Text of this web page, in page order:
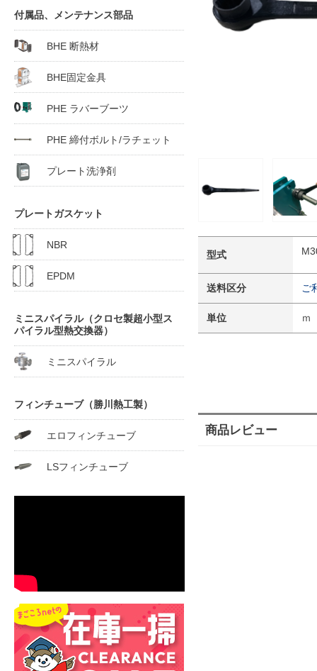
型式
送料区分 ご
単位 ｍ
商品レビュー
付属品、メンテナンス部品
BHE 断熱材
BHE固定金具
PHE ラバーブーツ
PHE 締付ボルト/ラチェット
プレート洗浄剤
プレートガスケット
NBR
EPDM
ミニスパイラル（クロセ製超小型ス
パイラル型熱交換器）
ミニスパイラル
フィンチューブ（勝川熱工製）
エロフィンチューブ
LSフィンチューブ